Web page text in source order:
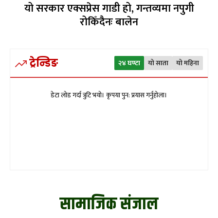
यो सरकार एक्सप्रेस गाडी हो, गन्तव्यमा नपुगी
रोकिँदैनः बालेन
ट्रेन्डिङ २४ घण्टा यो साता यो महिना
डेटा लोड गर्दा त्रुटि भयो। कृपया पुन: प्रयास गर्नुहोला।
सामाजिक संजाल